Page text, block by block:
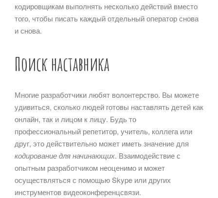
кодировщикам выполнять несколько действий вместо
того, чтобы писать каждый отдельный оператор снова
и снова.
Поиск наставника
Многие разработчики любят волонтерство. Вы можете
удивиться, сколько людей готовы наставлять детей как
онлайн, так и лицом к лицу. Будь то
профессиональный репетитор, учитель, коллега или
друг, это действительно может иметь значение для
кодирование для начинающих. Взаимодействие с
опытным разработчиком неоценимо и может
осуществляться с помощью Skype или других
инструментов видеоконференцсвязи.